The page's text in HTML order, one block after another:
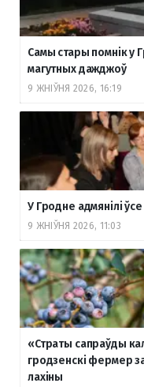
Самы стары помнік у
магутных дажджоў
9 ЖНІЎНЯ 2026, 16:19
У Гродне адмянілі ўсе
9 ЖНІЎНЯ 2026, 11:03
«Страты сапраўды
гродзенскі фермер
лахіны